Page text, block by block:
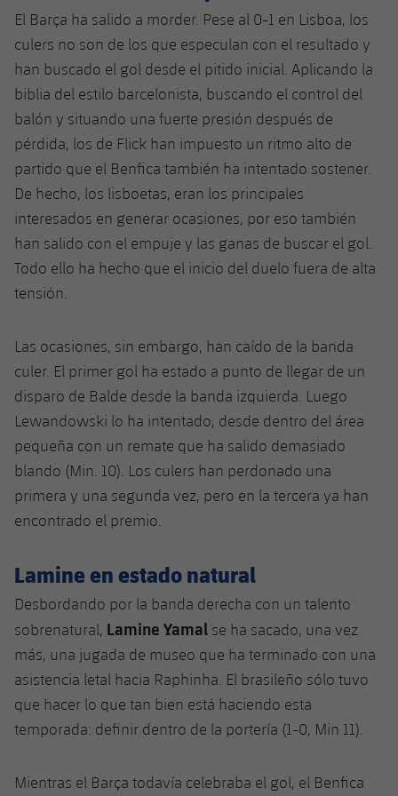
Jugadores
Fotos
Historia
Palmarés
Clasificaciones
Juvenil
Infantil
Alevín
Noticias
Atletismo
plusicon
Actualidad
Masculino
Femenino
Agenda
Baloncesto en silla de ruedas
plusicon
más
Actualidad
Jugadores
Calendario
Resultados
Hockey sobre hielo
plusicon
más
Actualidad
Jugadores
Calendario
Clasificaciones
Hockey hierba
plusicon
más
Noticias
Hockey Hierba Masculino
Patinaje artístico
plusicon
más
Actualidad
Agenda
Escuela de Patinaje
Actualidad
Jugadores
Resultados
Voleibol
plusicon
más
Noticias
Voleibol masculino
Voleibol femenino
Apúntate a las amateurs
plusicon
más
Apúntate a las amateurs
Carnet de las Secciones Amateurs
League of Legends
VALORANT Game Changers
eFootball
El Barça ha salido a morder. Pese al 0-1 en Lisboa, los
culers no son de los que especulan con el resultado y
han buscado el gol desde el pitido inicial. Aplicando la
biblia del estilo barcelonista, buscando el control del
balón y situando una fuerte presión después de
pérdida, los de Flick han impuesto un ritmo alto de
partido que el Benfica también ha intentado sostener.
De hecho, los lisboetas, eran los principales
interesados ​​en generar ocasiones, por eso también
han salido con el empuje y las ganas de buscar el gol.
Todo ello ha hecho que el inicio del duelo fuera de alta
tensión.
Las ocasiones, sin embargo, han caído de la banda
culer. El primer gol ha estado a punto de llegar de un
disparo de Balde desde la banda izquierda. Luego
Lewandowski lo ha intentado, desde dentro del área
pequeña con un remate que ha salido demasiado
blando (Min. 10). Los culers han perdonado una
primera y una segunda vez, pero en la tercera ya han
encontrado el premio.
Lamine en estado natural
Desbordando por la banda derecha con un talento
sobrenatural, Lamine Yamal se ha sacado, una vez
más, una jugada de museo que ha terminado con una
asistencia letal hacia Raphinha. El brasileño sólo tuvo
que hacer lo que tan bien está haciendo esta
temporada: definir dentro de la portería (1-0, Min 11).
Mientras el Barça todavía celebraba el gol, el Benfica